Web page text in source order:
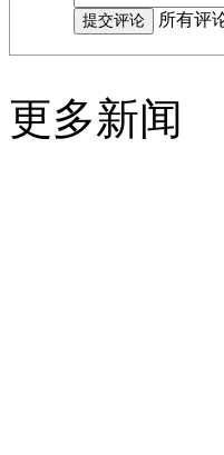
所有评
更多新闻